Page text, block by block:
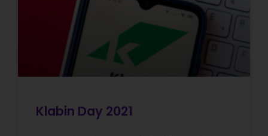
Klabin Day 2021